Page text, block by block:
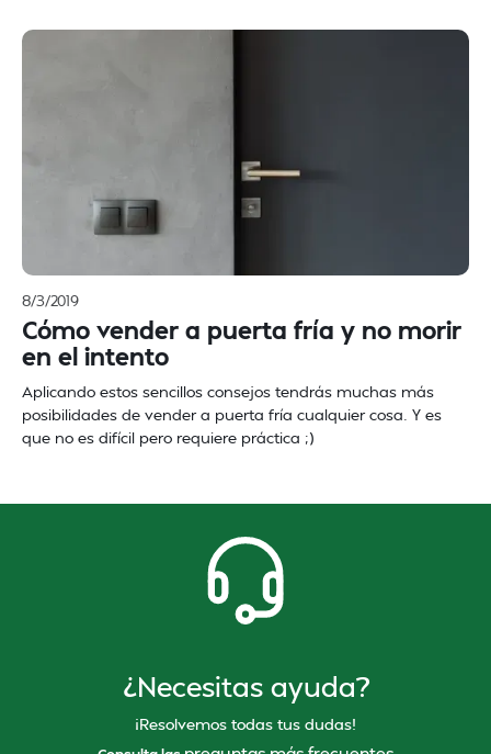
8/3/2019
Cómo vender a puerta fría y no morir
en el intento
Aplicando estos sencillos consejos tendrás muchas más
posibilidades de vender a puerta fría cualquier cosa. Y es
que no es difícil pero requiere práctica ;)
¿Necesitas ayuda?
¡Resolvemos todas tus dudas!